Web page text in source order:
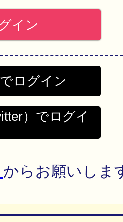
ログイン
）でログイ
からお願いしま